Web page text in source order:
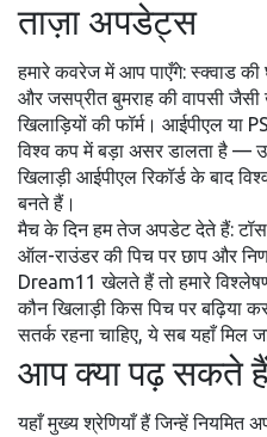
ताज़ा अपडेट्स
हमारे कवरेज में आप पाएँगे: स्क्वाड की
और जसप्रीत बुमराह की वापसी जैसी
खिलाड़ियों की फॉर्म। आईपीएल या
विश्व कप में बड़ा असर डालता है —
खिलाड़ी आईपीएल रिकॉर्ड के बाद
बनते हैं।
मैच के दिन हम तेज अपडेट देते हैं: टॉस
ऑल-राउंडर की पिच पर छाप और
Dream11 खेलते हैं तो हमारे
कौन खिलाड़ी किस पिच पर बढ़िया
सतर्क रहना चाहिए, ये सब यहाँ मिल
आप क्या पढ़ सकते
यहाँ मुख्य श्रेणियाँ हैं जिन्हें नियमित